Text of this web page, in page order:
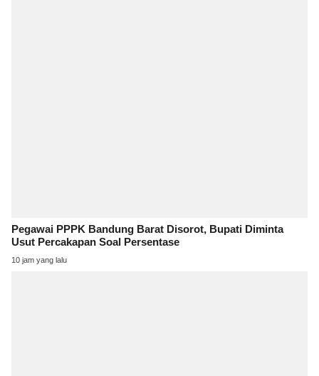
Pegawai PPPK Bandung Barat Disorot, Bupati Diminta
Usut Percakapan Soal Persentase
10 jam yang lalu